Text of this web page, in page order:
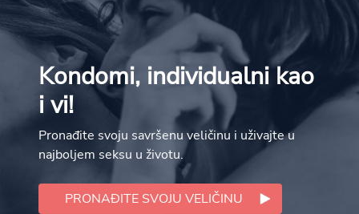
Kondomi, individualni kao
i vi!
Pronađite svoju savršenu veličinu i uživajte u
najboljem seksu u životu.
PRONAĐITE SVOJU VELIČINU